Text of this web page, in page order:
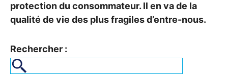
protection du consommateur. Il en va de la
qualité de vie des plus fragiles d’entre-nous.
Rechercher :